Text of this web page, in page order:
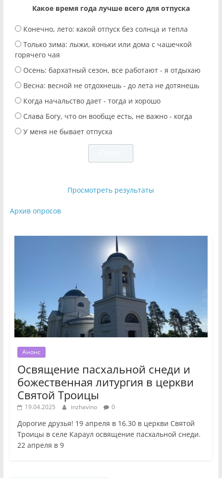
Какое время года лучше всего для отпуска
Конечно, лето: какой отпуск без солнца и тепла
Только зима: лыжи, коньки или дома с чашечкой
горячего чая
Осень: бархатный сезон, все работают - я отдыхаю
Весна: весной не отдохнешь - до лета не дотянешь
Когда начальство дает - тогда и хорошо
Слава Богу, что он вообще есть, не важно - когда
У меня не бывает отпуска
Просмотреть результаты
Архив опросов
Анонс
Освящение пасхальной снеди и
божественная литургия в церкви
Святой Троицы
19.04.2025 inzhavino 0
Дорогие друзья! 19 апреля в 16.30 в церкви Святой
Троицы в селе Караул освящение пасхальной снеди.
22 апреля в 9